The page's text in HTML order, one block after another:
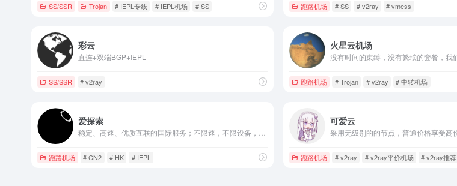
SS/SSR Trojan # IEPL专线 # IEPL机场 # SS 跑路机场 # SS # v2ray # vmess
彩云
直连+双端BGP+IEPL
SS/SSR # v2ray
火星云机场
跑路机场 # Trojan # v2ray # 中转机场
爱探索
跑路机场 # CN2 # HK # IEPL
可爱云
跑路机场 # v2ray # v2ray平价机场 # v2ray推荐